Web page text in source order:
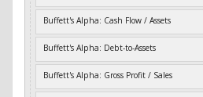
Buffett's Alpha: Cash Flow / Assets
Buffett's Alpha: Debt-to-Assets
Buffett's Alpha: Gross Profit / Sales